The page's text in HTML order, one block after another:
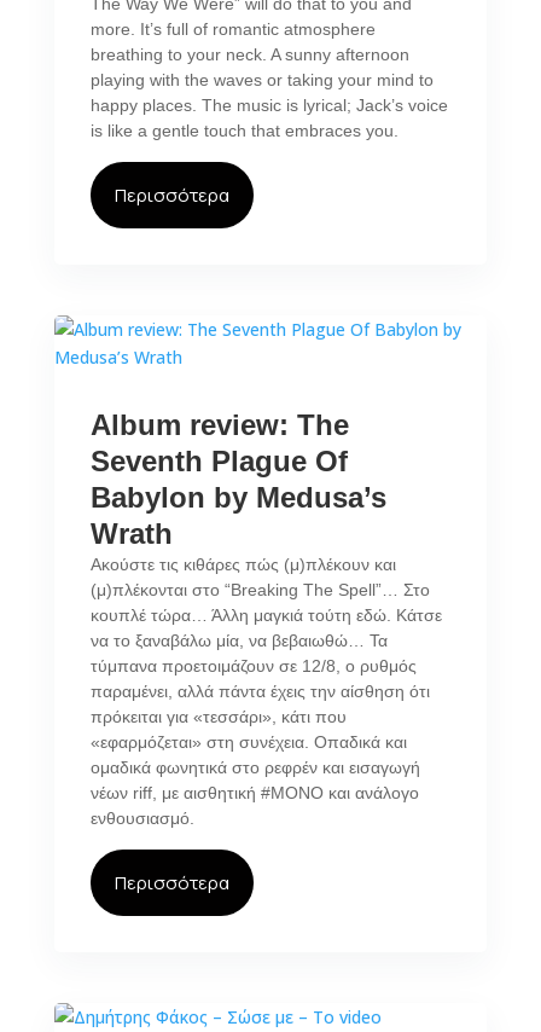
more. It’s full of romantic atmosphere
breathing to your neck. A sunny afternoon
playing with the waves or taking your mind to
happy places. The music is lyrical; Jack’s voice
is like a gentle touch that embraces you.
Περισσότερα
Album review: The
Seventh Plague Of
Babylon by Medusa’s
Wrath
Ακούστε τις κιθάρες πώς (μ)πλέκουν και
(μ)πλέκονται στο “Breaking The Spell”… Στο
κουπλέ τώρα… Άλλη μαγκιά τούτη εδώ. Κάτσε
να το ξαναβάλω μία, να βεβαιωθώ… Τα
τύμπανα προετοιμάζουν σε 12/8, ο ρυθμός
παραμένει, αλλά πάντα έχεις την αίσθηση ότι
πρόκειται για «τεσσάρι», κάτι που
«εφαρμόζεται» στη συνέχεια. Οπαδικά και
ομαδικά φωνητικά στο ρεφρέν και εισαγωγή
νέων riff, με αισθητική #ΜΟΝΟ και ανάλογο
ενθουσιασμό.
Περισσότερα